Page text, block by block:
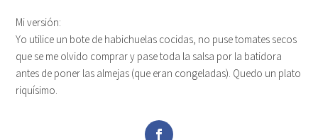
Mi versión:
Yo utilice un bote de habichuelas cocidas, no puse tomates secos
que se me olvido comprar y pase toda la salsa por la batidora
antes de poner las almejas (que eran congeladas). Quedo un plato
riquísimo.